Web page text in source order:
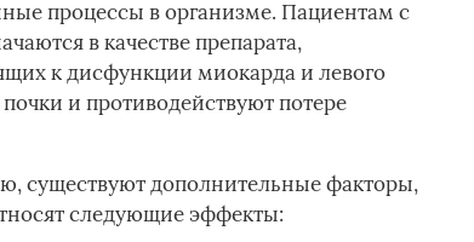
процессы в организме. Пациентам с
в качестве препарата,
к дисфункции миокарда и левого
и противодействуют потере
существуют дополнительные факторы,
следующие эффекты: